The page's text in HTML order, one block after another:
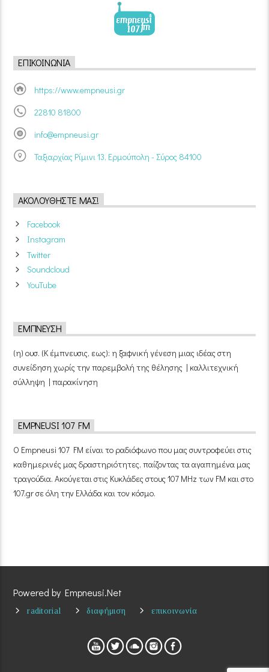
ΕΠΙΚΟΙΝΩΝΊΑ
https://www.empneusi.gr
22810 81800
info@empneusi.gr
Ταξιαρχίας Ρίμινι 13, Ερμούπολη - Σύρος 84100
ΑΚΟΛΟΥΘΉΣΤΕ ΜΑΣ!
Facebook
Instagram
Twitter
Soundcloud
YouTube
ΈΜΠΝΕΥΣΗ
(η) ουσ. (Κ έμπνευσις, εως): η ξαφνική γένεση μιας ιδέας στη
συνείδηση χωρίς την παρεμβολή της θέλησης | καλλιτεχνική
σύλληψη | παρακίνηση
EMPNEUSI 107 FM
Ο Empneusi 107 FM είναι το ραδιόφωνο που μας συντροφεύει στις
καθημερινές μας δραστηριότητες, παίζοντας τα αγαπημένα μας
τραγούδια. Ακούγεται στις Κυκλάδες στους 107 MHz των FM και στο
107.gr σε όλη την Ελλάδα και τον κόσμο.
Powered by Empneusi.Net
raditorial διαφήμιση επικοινωνία